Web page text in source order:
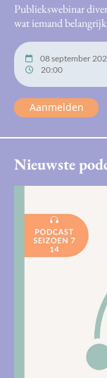
Publiekswebinar
wat iemand
08 september
20:00
Aanmelden
Nieuwste